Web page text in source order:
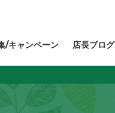
/キャンペーン 店長ブログ